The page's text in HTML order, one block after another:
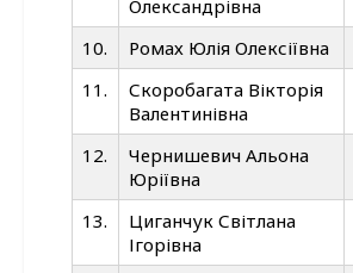
Олександрівна
10.
Ромах Юлія Олексіївна
11.
Скоробагата Вікторія
Валентинівна
12.
Чернишевич Альона
Юріївна
13.
Циганчук Світлана
Ігорівна